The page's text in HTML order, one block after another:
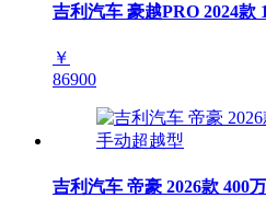
吉利汽车 豪越PRO 2024款
￥
86900
吉利汽车 帝豪 2026款 400